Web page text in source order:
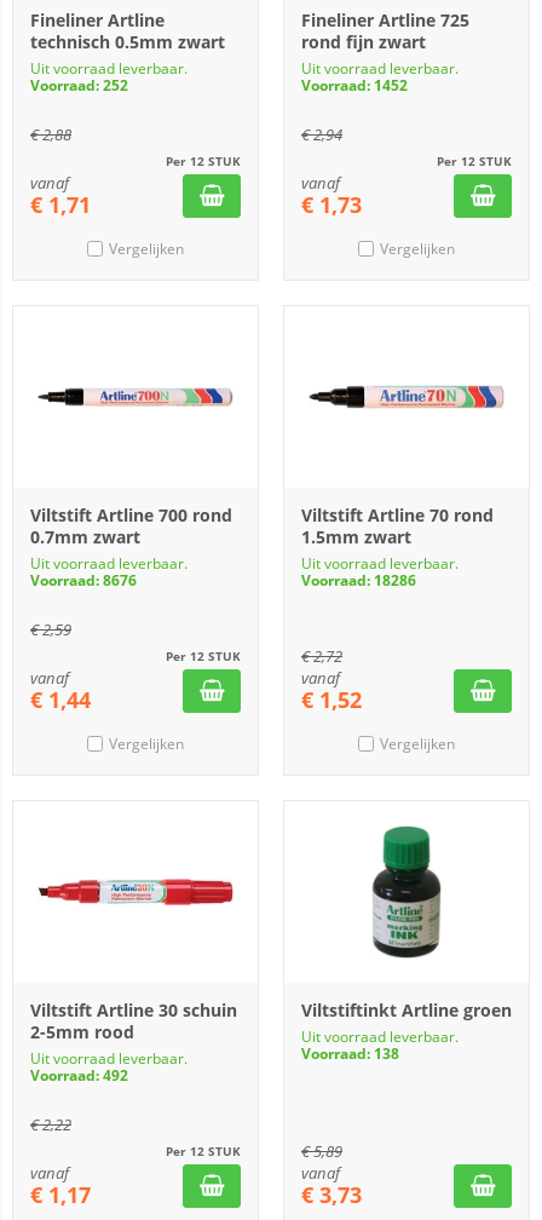
Fineliner Artline
technisch 0.5mm zwart
Uit voorraad leverbaar.
Voorraad: 252
€2,88
Per 12 STUK
vanaf
€ 1,71
Vergelijken
Fineliner Artline 725
rond fijn zwart
Uit voorraad leverbaar.
Voorraad: 1452
€2,94
Per 12 STUK
vanaf
€ 1,73
Vergelijken
Viltstift Artline 700 rond
0.7mm zwart
Uit voorraad leverbaar.
Voorraad: 8676
€2,59
Per 12 STUK
vanaf
€ 1,44
Vergelijken
Viltstift Artline 70 rond
1.5mm zwart
Uit voorraad leverbaar.
Voorraad: 18286
€2,72
vanaf
€ 1,52
Vergelijken
Viltstift Artline 30 schuin
2-5mm rood
Uit voorraad leverbaar.
Voorraad: 492
€2,22
Per 12 STUK
vanaf
€ 1,17
Viltstiftinkt Artline groen
Uit voorraad leverbaar.
Voorraad: 138
€5,89
vanaf
€ 3,73